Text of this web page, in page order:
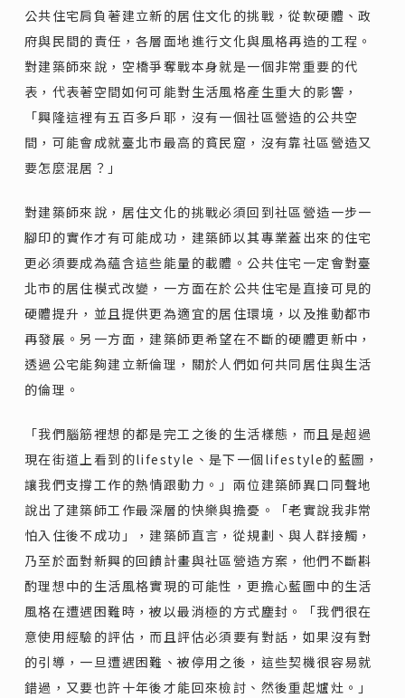
公共住宅肩負著建立新的居住文化的挑戰，從軟硬體、政
府與民間的責任，各層面地進行文化與風格再造的工程。
對建築師來說，空橋爭奪戰本身就是一個非常重要的代
表，代表著空間如何可能對生活風格產生重大的影響，
「興隆這裡有五百多戶耶，沒有一個社區營造的公共空
間，可能會成就臺北市最高的貧民窟，沒有靠社區營造又
要怎麼混居？」
對建築師來說，居住文化的挑戰必須回到社區營造一步一
腳印的實作才有可能成功，建築師以其專業蓋出來的住宅
更必須要成為蘊含這些能量的載體。公共住宅一定會對臺
北市的居住模式改變，一方面在於公共住宅是直接可見的
硬體提升，並且提供更為適宜的居住環境，以及推動都市
再發展。另一方面，建築師更希望在不斷的硬體更新中，
透過公宅能夠建立新倫理，關於人們如何共同居住與生活
的倫理。
「我們腦筋裡想的都是完工之後的生活樣態，而且是超過
現在街道上看到的lifestyle、是下一個lifestyle的藍圖，
讓我們支撐工作的熱情跟動力。」兩位建築師異口同聲地
說出了建築師工作最深層的快樂與擔憂。「老實說我非常
怕入住後不成功」，建築師直言，從規劃、與人群接觸，
乃至於面對新興的回饋計畫與社區營造方案，他們不斷斟
酌理想中的生活風格實現的可能性，更擔心藍圖中的生活
風格在遭遇困難時，被以最消極的方式塵封。「我們很在
意使用經驗的評估，而且評估必須要有對話，如果沒有對
的引導，一旦遭遇困難、被停用之後，這些契機很容易就
錯過，又要也許十年後才能回來檢討、然後重起爐灶。」